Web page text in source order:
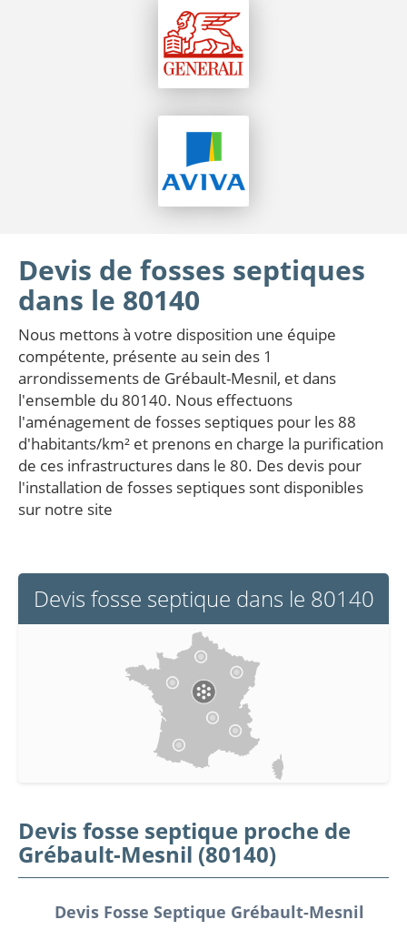
Devis de fosses septiques
dans le 80140
Nous mettons à votre disposition une équipe
compétente, présente au sein des 1
arrondissements de Grébault-Mesnil, et dans
l'ensemble du 80140. Nous effectuons
l'aménagement de fosses septiques pour les 88
d'habitants/km² et prenons en charge la purification
de ces infrastructures dans le 80. Des devis pour
l'installation de fosses septiques sont disponibles
sur notre site
Devis fosse septique dans le 80140
Devis fosse septique proche de
Grébault-Mesnil (80140)
Devis Fosse Septique Grébault-Mesnil